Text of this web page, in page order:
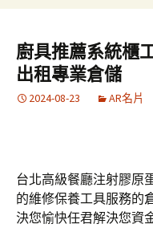
容
廚具推薦系統櫃
出租專業倉儲
2024-08-23 AR名片
台北高級餐廳注射膠原
的維修保養工具服務的
決您愉快任君解決您資